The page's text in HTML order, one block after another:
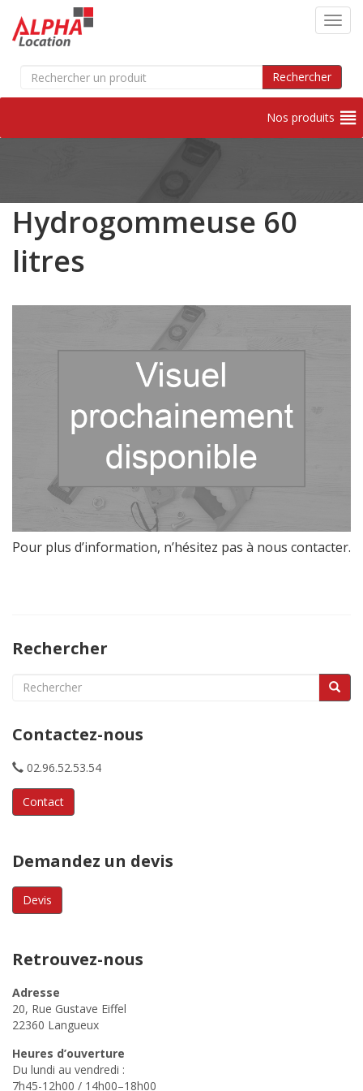
Search
Rechercher
Nos produits
Hydrogommeuse 60
litres
Pour plus d’information, n’hésitez pas à nous contacter.
Rechercher
Search
for:
Contactez-nous
02.96.52.53.54
Contact
Demandez un devis
Devis
Retrouvez-nous
Adresse
20, Rue Gustave Eiffel
22360 Langueux
Heures d’ouverture
Du lundi au vendredi :
7h45-12h00 / 14h00–18h00